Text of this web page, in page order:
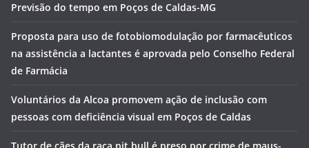
Previsão do tempo em Poços de Caldas-MG
Proposta para uso de fotobiomodulação por farmacêuticos
na assistência a lactantes é aprovada pelo Conselho Federal
de Farmácia
Voluntários da Alcoa promovem ação de inclusão com
pessoas com deficiência visual em Poços de Caldas